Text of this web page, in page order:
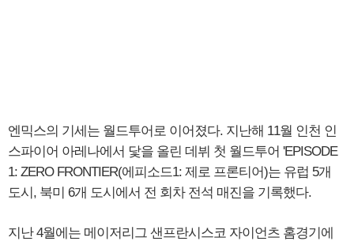
엔믹스의 기세는 월드투어로 이어졌다. 지난해 11월 인천 인
스파이어 아레나에서 닻을 올린 데뷔 첫 월드투어 'EPISODE
1: ZERO FRONTIER(에피소드1: 제로 프론티어)는 유럽 5개
도시, 북미 6개 도시에서 전 회차 전석 매진을 기록했다.
지난 4월에는 메이저리그 샌프란시스코 자이언츠 홈경기에